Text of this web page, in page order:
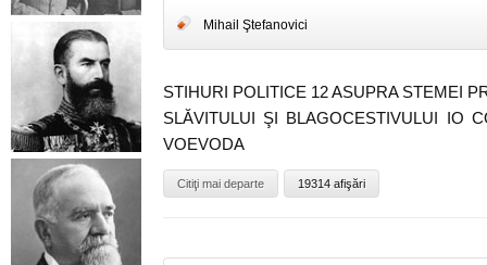
Mihail Ştefanovici
STIHURI POLITICE 12 ASUPRA STEMEI
SLĂVITULUI ŞI BLAGOCESTIVULUI IO
VOEVODA
Citiţi mai departe 19314 afişări